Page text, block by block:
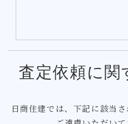
査定依頼に関
日商住建では、下記に該当